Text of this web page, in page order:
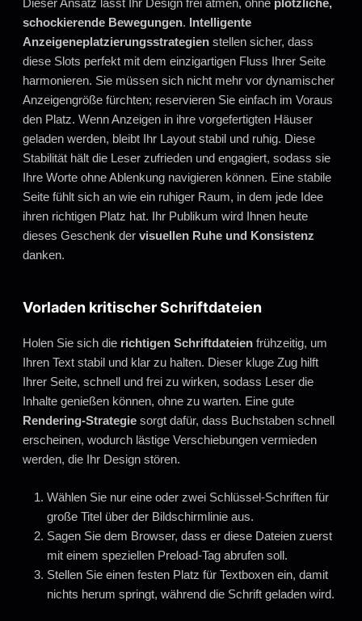
Dieser Ansatz lässt Ihr Design frei atmen, ohne plötzliche,
schockierende Bewegungen. Intelligente
Anzeigeneplatzierungsstrategien stellen sicher, dass
diese Slots perfekt mit dem einzigartigen Fluss Ihrer Seite
harmonieren. Sie müssen sich nicht mehr vor dynamischer
Anzeigengröße fürchten; reservieren Sie einfach im Voraus
den Platz. Wenn Anzeigen in ihre vorgefertigten Häuser
geladen werden, bleibt Ihr Layout stabil und ruhig. Diese
Stabilität hält die Leser zufrieden und engagiert, sodass sie
Ihre Worte ohne Ablenkung navigieren können. Eine stabile
Seite fühlt sich an wie ein ruhiger Raum, in dem jede Idee
ihren richtigen Platz hat. Ihr Publikum wird Ihnen heute
dieses Geschenk der visuellen Ruhe und Konsistenz
danken.
Vorladen kritischer Schriftdateien
Holen Sie sich die richtigen Schriftdateien frühzeitig, um
Ihren Text stabil und klar zu halten. Dieser kluge Zug hilft
Ihrer Seite, schnell und frei zu wirken, sodass Leser die
Inhalte genießen können, ohne zu warten. Eine gute
Rendering-Strategie sorgt dafür, dass Buchstaben schnell
erscheinen, wodurch lästige Verschiebungen vermieden
werden, die Ihr Design stören.
Wählen Sie nur eine oder zwei Schlüssel-Schriften für
große Titel über der Bildschirmlinie aus.
Sagen Sie dem Browser, dass er diese Dateien zuerst
mit einem speziellen Preload-Tag abrufen soll.
Stellen Sie einen festen Platz für Textboxen ein, damit
nichts herum springt, während die Schrift geladen wird.